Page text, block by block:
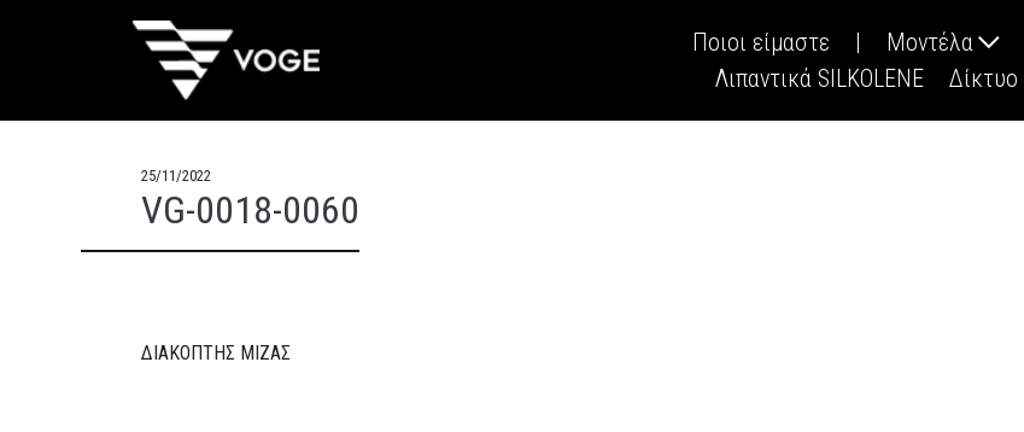
Ποιοι είμαστε | Μοντέλα
Λιπαντικά SILKOLENE
Δίκτυο
25/11/2022
VG-0018-0060
ΔΙΑΚΟΠΤΗΣ ΜΙΖΑΣ